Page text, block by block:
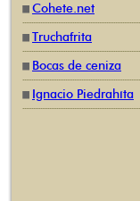
Cohete.net
Truchafrita
Bocas de ceniza
Ignacio Piedrahíta